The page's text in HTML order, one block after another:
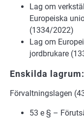
Lag om
Europeiska
(1334/2022)
Lag om
jordbrukare
Enskilda lagrum:
Förvaltningslagen
53 e § –